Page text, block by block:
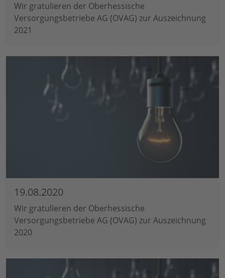
Wir gratulieren der Oberhessische
Versorgungsbetriebe AG (OVAG) zur Auszeichnung
2021
19.08.2020
Wir gratulieren der Oberhessische
Versorgungsbetriebe AG (OVAG) zur Auszeichnung
2020